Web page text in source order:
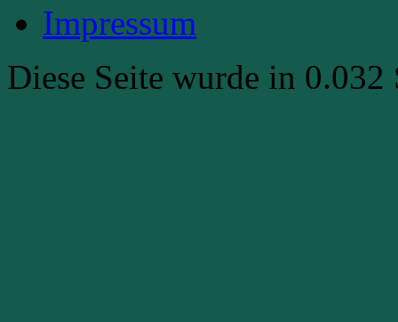
Impressum
Diese Seite wurde in 0.032